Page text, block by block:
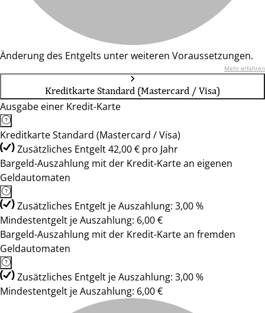
Änderung des Entgelts unter weiteren Voraussetzungen.
Mehr erfahren
Kreditkarte Standard (Mastercard / Visa)
Ausgabe einer Kredit-Karte
Kreditkarte Standard (Mastercard / Visa)
Zusätzliches Entgelt 42,00 € pro Jahr
Bargeld-Auszahlung mit der Kredit-Karte an eigenen
Geldautomaten
Zusätzliches Entgelt je Auszahlung: 3,00 %
Mindestentgelt je Auszahlung: 6,00 €
Bargeld-Auszahlung mit der Kredit-Karte an fremden
Geldautomaten
Zusätzliches Entgelt je Auszahlung: 3,00 %
Mindestentgelt je Auszahlung: 6,00 €